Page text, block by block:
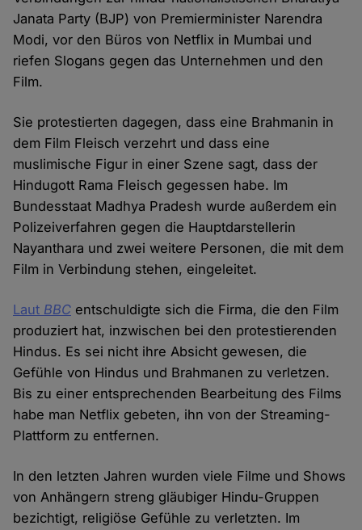
Janata Party (BJP) von Premierminister Narendra
Modi, vor den Büros von Netflix in Mumbai und
riefen Slogans gegen das Unternehmen und den
Film.
Sie protestierten dagegen, dass eine Brahmanin in
dem Film Fleisch verzehrt und dass eine
muslimische Figur in einer Szene sagt, dass der
Hindugott Rama Fleisch gegessen habe. Im
Bundesstaat Madhya Pradesh wurde außerdem ein
Polizeiverfahren gegen die Hauptdarstellerin
Nayanthara und zwei weitere Personen, die mit dem
Film in Verbindung stehen, eingeleitet.
Laut BBC entschuldigte sich die Firma, die den Film
produziert hat, inzwischen bei den protestierenden
Hindus. Es sei nicht ihre Absicht gewesen, die
Gefühle von Hindus und Brahmanen zu verletzen.
Bis zu einer entsprechenden Bearbeitung des Films
habe man Netflix gebeten, ihn von der Streaming-
Plattform zu entfernen.
In den letzten Jahren wurden viele Filme und Shows
von Anhängern streng gläubiger Hindu-Gruppen
bezichtigt, religiöse Gefühle zu verletzten. Im